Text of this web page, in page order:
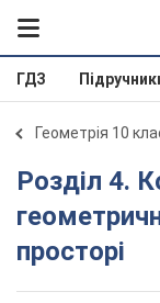
ГДЗ
Геометрія 10
Розділ 4. Координати, вектори,
просторі